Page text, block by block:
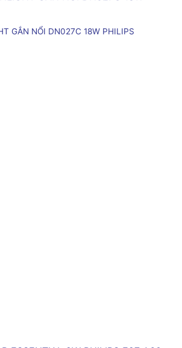
GẮN NỔI DN027C 18W PHILIPS